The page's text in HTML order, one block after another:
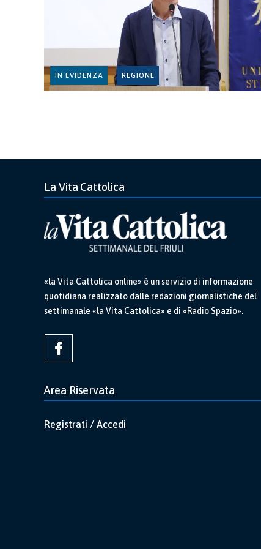
IN EVIDENZA REGIONE
La Vita Cattolica
«la Vita Cattolica online» è un servizio di informazione
quotidiana realizzato dalle redazioni giornalistiche del
settimanale «la Vita Cattolica» e di «Radio Spazio».
Area Riservata
Registrati / Accedi